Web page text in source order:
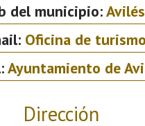
del municipio:Avilés
Oficina de turismo
Ayuntamiento de
Dirección